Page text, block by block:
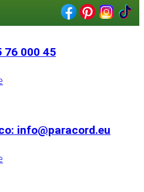
76 000 45
info@paracord.eu